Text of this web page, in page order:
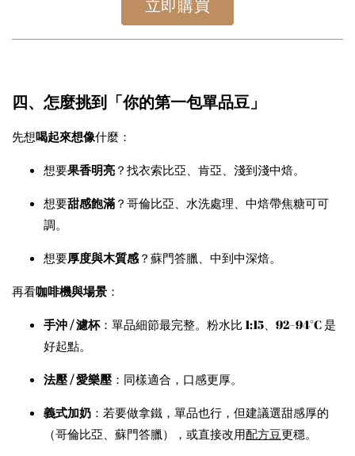
立即購買
四、怎麼挑到「你的第一包單品豆」
先想喝起來想像什麼：
想要果香明亮 ？找衣索比亞、肯亞、淺到淺中焙。
想要甜感飽滿 ？哥倫比亞、水洗處理、中焙帶焦糖可可
調。
想要厚度與木質感？蘇門答臘、中到中深焙。
再看咖啡機與場景 ：
手沖 / 濾杯：單品細節最完整。粉水比 1:15、92–94°C 是
好起點。
法壓 / 愛樂壓：同樣適合，口感更厚。
義式加奶 ：若要做拿鐵，單品也行，但建議選甜感厚的
（哥倫比亞、蘇門答臘），或直接改用配方豆更穩。